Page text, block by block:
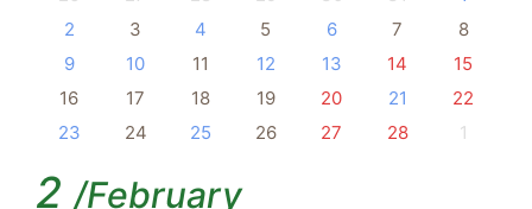
2
3 4 5 6 7
8
9
10 11 12 13 14
15
16
17 18 19 20 21
22
23
24 25 26 27 28 1
2 /February